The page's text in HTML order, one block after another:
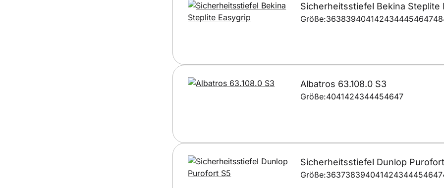
Sicherheitsstiefel Bekina Steplite
Größe:363839404142434445464748
Albatros 63.108.0 S3
Größe:4041424344454647
Sicherheitsstiefel Dunlop
Größe:363738394041424344454647